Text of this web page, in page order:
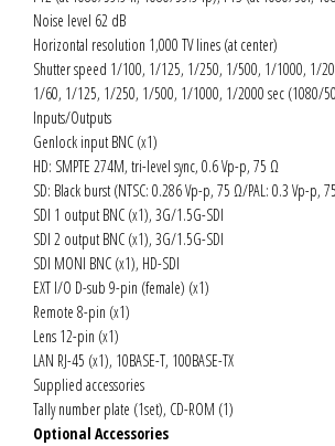
Noise level 62 dB
Horizontal resolution 1,000 TV lines (at center)
Shutter speed 1/100, 1/125, 1/250, 1/500, 1/1000, 1/
1/60, 1/125, 1/250, 1/500, 1/1000, 1/2000 sec (1080/
Inputs/Outputs
Genlock input BNC (x1)
HD: SMPTE 274M, tri-level sync, 0.6 Vp-p, 75 Ω
SD: Black burst (NTSC: 0.286 Vp-p, 75 Ω/PAL: 0.3 Vp-p,
SDI 1 output BNC (x1), 3G/1.5G-SDI
SDI 2 output BNC (x1), 3G/1.5G-SDI
SDI MONI BNC (x1), HD-SDI
EXT I/O D-sub 9-pin (female) (x1)
Remote 8-pin (x1)
Lens 12-pin (x1)
LAN RJ-45 (x1), 10BASE-T, 100BASE-TX
Supplied accessories
Tally number plate (1set), CD-ROM (1)
Optional Accessories